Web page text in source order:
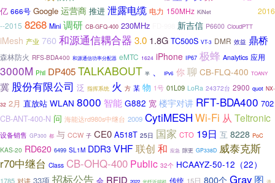
亿 666号 Google 运营商 推进 泄露电缆 电力 150MHz KiNet
2016
--2015 8268 Mini 调研 CB-GFQ-400 230MHz 新吉信 P6600 CloudPTT
iMesh 产业 760 和源通信耦合器 3.0 1.8G TC500S VT-3 DMR 效益 鼎桥
森林防火 RFS-BDA400 和源通信功率分配器 eMTC 1624 iPhone IP67 极蜂 Analytics 应用
3000M Phil DP405TALKABOUT 半 IPv6 你 聊 CB-FLQ-400 TOANY
冀 股份有限公司 泛 指挥系统 火 方 某 物 1号 01L09 LoRa 24372台 2900 quot NX-
32 2月 直放站 WLAN 8000 智能 G882 宽 楼宇对讲 RFT-BDA400 702
CB-ANT-400-N 问 海能达rd980s中继台 2009 CytiMESH Wi-Fi 从 Teltronic
设备销售 GP300 都 与 CCW 子 CE0 A518T 25日 国家 CTO 19日 互 8228 PoC
KAS-20 RD620 6499 SL1M DDR3 VHF联创 和 应急 隙更 GP338D 威泰克斯
r70中继台 Class CB-OHQ-400 Public 32个 HCAAYZ-50-12（22）
1785 对讲 33项 招标公告 会 RFID 2022 光纤近端机 传统 15日 800个 Gray 图 遗